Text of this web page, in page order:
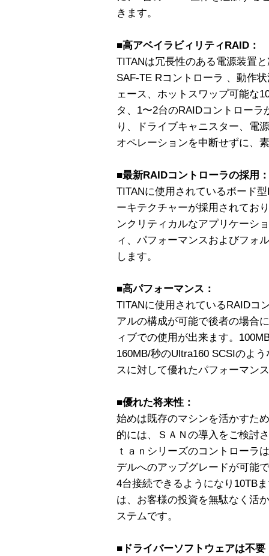
きます。
■高アベイラビィリティRAID：
TITANは冗長性のある電源装置
SAF-TE Rコントローラ 、動作
ェース、ホットスワップ可能な
タ、1〜2台のRAIDコントロー
り、ドライブキャニスター、電
オペレーションを中断せずに、
■最新RAIDコントローラの採用：
TITANに使用されているボード
ーキテクチャーが採用されてお
ンクリティカルなアプリケーシ
ィ、パフォーマンスおよびフォ
します。
■高パフォーマンス：
TITANに使用されているRAIDコ
アルの構成が可能で後者の場合
ィブでの使用が出来ます。
160MB/秒のUltra160 SCSIのよ
スに対して優れたパフォーマン
■優れた将来性：
始めは既存のマシンを活かすた
的には、ＳＡＮの導入をご検討
ｔａｎシリーズのコントローラ
デルへのアップグレードが可能
4台接続できるようになり10TB
は、お客様の投資を無駄なく活
ステムです。
■ドライバーソフトウェアは不要